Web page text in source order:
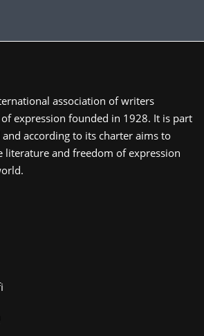
association of writers
expression founded in 1928. It is part
according to its charter aims to
literature and freedom of expression